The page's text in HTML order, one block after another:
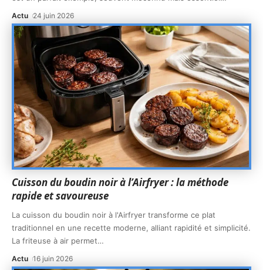
Actu 24 juin 2026
Cuisson du boudin noir à l’Airfryer : la méthode
rapide et savoureuse
La cuisson du boudin noir à l'Airfryer transforme ce plat
traditionnel en une recette moderne, alliant rapidité et simplicité.
La friteuse à air permet…
Actu 16 juin 2026